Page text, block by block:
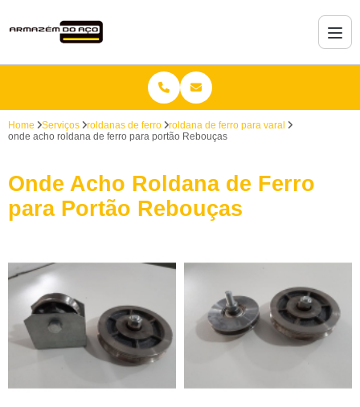
Home Serviços roldanas de ferro
roldana de ferro para varal
onde acho roldana de ferro para portão Rebouças
Onde Acho Roldana de Ferro
para Portão Rebouças